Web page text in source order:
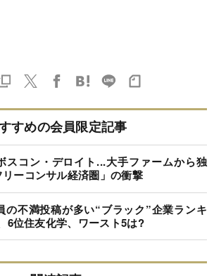
すめの会員限定記事
スコン・デロイト...大手ファームから独
ーコンサル経済圏」の衝撃
の不満投稿が多い“ブラック”企業ランキ
6位住友化学、ワースト5は?